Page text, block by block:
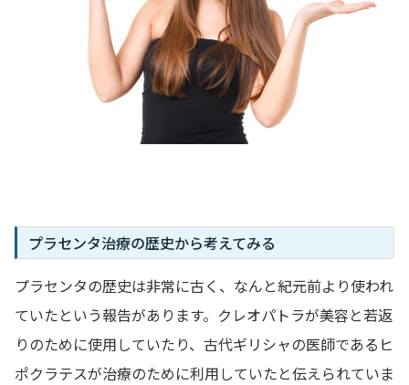
プラセンタ治療の歴史から考えてみる
プラセンタの歴史は非常に古く、なんと紀元前より使われ
ていたという報告があります。クレオパトラが美容と若返
りのために使用していたり、古代ギリシャの医師であるヒ
ポクラテスが治療のために利用していたと伝えられていま